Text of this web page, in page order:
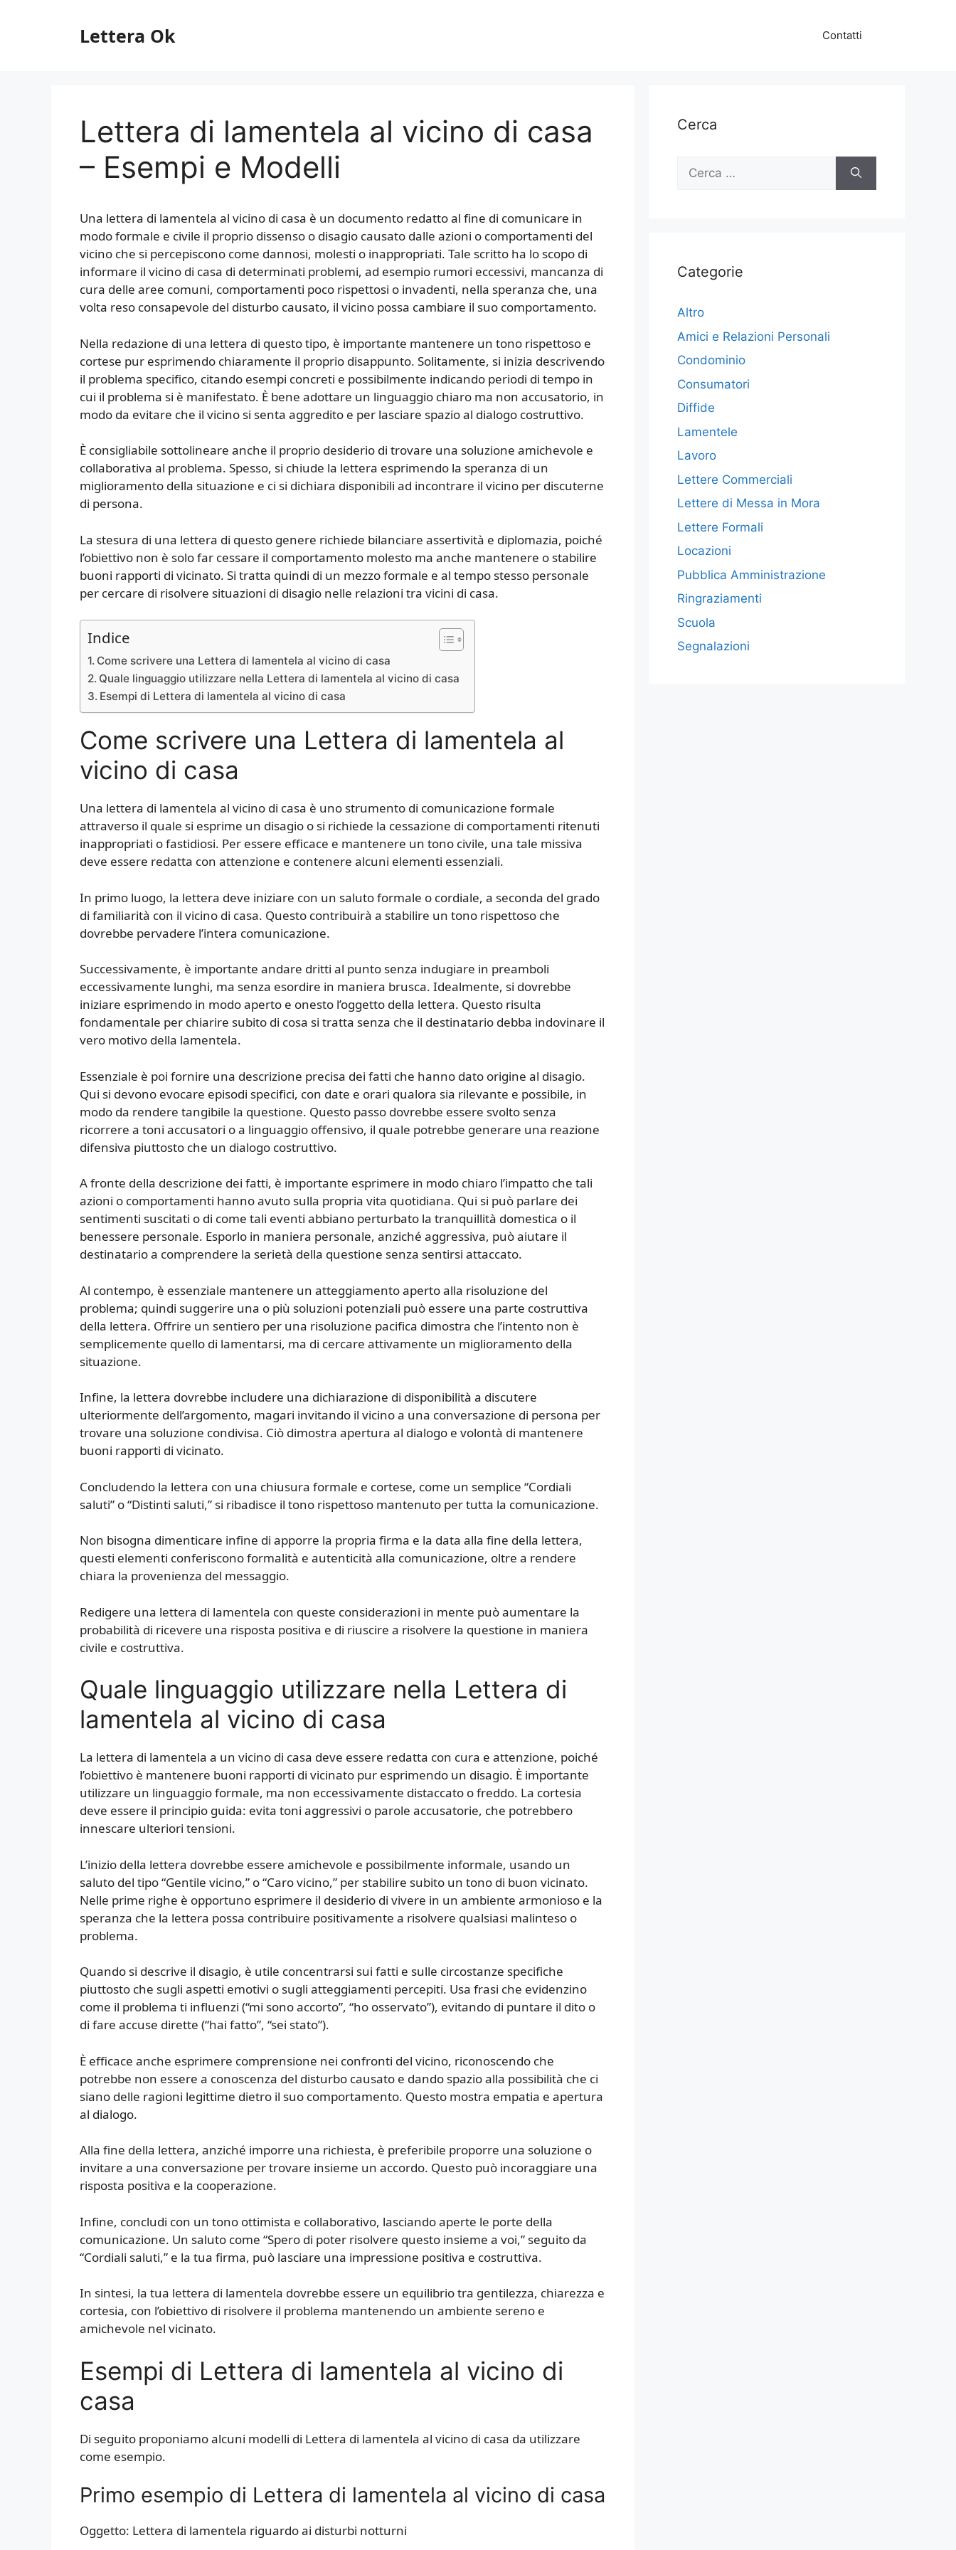
Lettera Ok Contatti
Lettera di lamentela al vicino di casa
– Esempi e Modelli
Una lettera di lamentela al vicino di casa è un documento redatto al fine di comunicare in
modo formale e civile il proprio dissenso o disagio causato dalle azioni o comportamenti del
vicino che si percepiscono come dannosi, molesti o inappropriati. Tale scritto ha lo scopo di
informare il vicino di casa di determinati problemi, ad esempio rumori eccessivi, mancanza di
cura delle aree comuni, comportamenti poco rispettosi o invadenti, nella speranza che, una
volta reso consapevole del disturbo causato, il vicino possa cambiare il suo comportamento.
Nella redazione di una lettera di questo tipo, è importante mantenere un tono rispettoso e
cortese pur esprimendo chiaramente il proprio disappunto. Solitamente, si inizia descrivendo
il problema specifico, citando esempi concreti e possibilmente indicando periodi di tempo in
cui il problema si è manifestato. È bene adottare un linguaggio chiaro ma non accusatorio, in
modo da evitare che il vicino si senta aggredito e per lasciare spazio al dialogo costruttivo.
È consigliabile sottolineare anche il proprio desiderio di trovare una soluzione amichevole e
collaborativa al problema. Spesso, si chiude la lettera esprimendo la speranza di un
miglioramento della situazione e ci si dichiara disponibili ad incontrare il vicino per discuterne
di persona.
La stesura di una lettera di questo genere richiede bilanciare assertività e diplomazia, poiché
l’obiettivo non è solo far cessare il comportamento molesto ma anche mantenere o stabilire
buoni rapporti di vicinato. Si tratta quindi di un mezzo formale e al tempo stesso personale
per cercare di risolvere situazioni di disagio nelle relazioni tra vicini di casa.
Indice
Come scrivere una Lettera di lamentela al vicino di casa
Quale linguaggio utilizzare nella Lettera di lamentela al vicino di casa
Esempi di Lettera di lamentela al vicino di casa
Come scrivere una Lettera di lamentela al
vicino di casa
Una lettera di lamentela al vicino di casa è uno strumento di comunicazione formale
attraverso il quale si esprime un disagio o si richiede la cessazione di comportamenti ritenuti
inappropriati o fastidiosi. Per essere efficace e mantenere un tono civile, una tale missiva
deve essere redatta con attenzione e contenere alcuni elementi essenziali.
In primo luogo, la lettera deve iniziare con un saluto formale o cordiale, a seconda del grado
di familiarità con il vicino di casa. Questo contribuirà a stabilire un tono rispettoso che
dovrebbe pervadere l’intera comunicazione.
Successivamente, è importante andare dritti al punto senza indugiare in preamboli
eccessivamente lunghi, ma senza esordire in maniera brusca. Idealmente, si dovrebbe
iniziare esprimendo in modo aperto e onesto l’oggetto della lettera. Questo risulta
fondamentale per chiarire subito di cosa si tratta senza che il destinatario debba indovinare il
vero motivo della lamentela.
Essenziale è poi fornire una descrizione precisa dei fatti che hanno dato origine al disagio.
Qui si devono evocare episodi specifici, con date e orari qualora sia rilevante e possibile, in
modo da rendere tangibile la questione. Questo passo dovrebbe essere svolto senza
ricorrere a toni accusatori o a linguaggio offensivo, il quale potrebbe generare una reazione
difensiva piuttosto che un dialogo costruttivo.
A fronte della descrizione dei fatti, è importante esprimere in modo chiaro l’impatto che tali
azioni o comportamenti hanno avuto sulla propria vita quotidiana. Qui si può parlare dei
sentimenti suscitati o di come tali eventi abbiano perturbato la tranquillità domestica o il
benessere personale. Esporlo in maniera personale, anziché aggressiva, può aiutare il
destinatario a comprendere la serietà della questione senza sentirsi attaccato.
Al contempo, è essenziale mantenere un atteggiamento aperto alla risoluzione del
problema; quindi suggerire una o più soluzioni potenziali può essere una parte costruttiva
della lettera. Offrire un sentiero per una risoluzione pacifica dimostra che l’intento non è
semplicemente quello di lamentarsi, ma di cercare attivamente un miglioramento della
situazione.
Infine, la lettera dovrebbe includere una dichiarazione di disponibilità a discutere
ulteriormente dell’argomento, magari invitando il vicino a una conversazione di persona per
trovare una soluzione condivisa. Ciò dimostra apertura al dialogo e volontà di mantenere
buoni rapporti di vicinato.
Concludendo la lettera con una chiusura formale e cortese, come un semplice “Cordiali
saluti” o “Distinti saluti,” si ribadisce il tono rispettoso mantenuto per tutta la comunicazione.
Non bisogna dimenticare infine di apporre la propria firma e la data alla fine della lettera,
questi elementi conferiscono formalità e autenticità alla comunicazione, oltre a rendere
chiara la provenienza del messaggio.
Redigere una lettera di lamentela con queste considerazioni in mente può aumentare la
probabilità di ricevere una risposta positiva e di riuscire a risolvere la questione in maniera
civile e costruttiva.
Quale linguaggio utilizzare nella Lettera di
lamentela al vicino di casa
La lettera di lamentela a un vicino di casa deve essere redatta con cura e attenzione, poiché
l’obiettivo è mantenere buoni rapporti di vicinato pur esprimendo un disagio. È importante
utilizzare un linguaggio formale, ma non eccessivamente distaccato o freddo. La cortesia
deve essere il principio guida: evita toni aggressivi o parole accusatorie, che potrebbero
innescare ulteriori tensioni.
L’inizio della lettera dovrebbe essere amichevole e possibilmente informale, usando un
saluto del tipo “Gentile vicino,” o “Caro vicino,” per stabilire subito un tono di buon vicinato.
Nelle prime righe è opportuno esprimere il desiderio di vivere in un ambiente armonioso e la
speranza che la lettera possa contribuire positivamente a risolvere qualsiasi malinteso o
problema.
Quando si descrive il disagio, è utile concentrarsi sui fatti e sulle circostanze specifiche
piuttosto che sugli aspetti emotivi o sugli atteggiamenti percepiti. Usa frasi che evidenzino
come il problema ti influenzi (“mi sono accorto”, “ho osservato”), evitando di puntare il dito o
di fare accuse dirette (“hai fatto”, “sei stato”).
È efficace anche esprimere comprensione nei confronti del vicino, riconoscendo che
potrebbe non essere a conoscenza del disturbo causato e dando spazio alla possibilità che ci
siano delle ragioni legittime dietro il suo comportamento. Questo mostra empatia e apertura
al dialogo.
Alla fine della lettera, anziché imporre una richiesta, è preferibile proporre una soluzione o
invitare a una conversazione per trovare insieme un accordo. Questo può incoraggiare una
risposta positiva e la cooperazione.
Infine, concludi con un tono ottimista e collaborativo, lasciando aperte le porte della
comunicazione. Un saluto come “Spero di poter risolvere questo insieme a voi,” seguito da
“Cordiali saluti,” e la tua firma, può lasciare una impressione positiva e costruttiva.
In sintesi, la tua lettera di lamentela dovrebbe essere un equilibrio tra gentilezza, chiarezza e
cortesia, con l’obiettivo di risolvere il problema mantenendo un ambiente sereno e
amichevole nel vicinato.
Esempi di Lettera di lamentela al vicino di
casa
Di seguito proponiamo alcuni modelli di Lettera di lamentela al vicino di casa da utilizzare
come esempio.
Primo esempio di Lettera di lamentela al vicino di casa
Oggetto: Lettera di lamentela riguardo ai disturbi notturni
Cerca
Ricerca
Categorie
Altro
Amici e Relazioni Personali
Condominio
Consumatori
Diffide
Lamentele
Lavoro
Lettere Commerciali
Lettere di Messa in Mora
Lettere Formali
Locazioni
Pubblica Amministrazione
Ringraziamenti
Scuola
Segnalazioni